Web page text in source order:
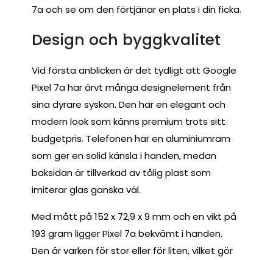
7a och se om den förtjänar en plats i din ficka.
Design och byggkvalitet
Vid första anblicken är det tydligt att Google
Pixel 7a har ärvt många designelement från
sina dyrare syskon. Den har en elegant och
modern look som känns premium trots sitt
budgetpris. Telefonen har en aluminiumram
som ger en solid känsla i handen, medan
baksidan är tillverkad av tålig plast som
imiterar glas ganska väl.
Med mått på 152 x 72,9 x 9 mm och en vikt på
193 gram ligger Pixel 7a bekvämt i handen.
Den är varken för stor eller för liten, vilket gör